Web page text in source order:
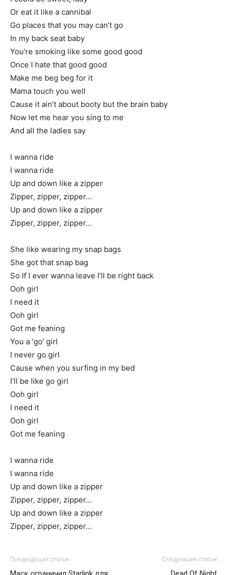
Or eat it like a cannibal
Go places that you may can’t go
In my back seat baby
You’re smoking like some good good
Once I hate that good good
Make me beg beg for it
Mama touch you well
Cause it ain’t about booty but the brain baby
Now let me hear you sing to me
And all the ladies say
I wanna ride
I wanna ride
Up and down like a zipper
Zipper, zipper, zipper…
Up and down like a zipper
Zipper, zipper, zipper…
She like wearing my snap bags
She got that snap bag
So If I ever wanna leave I’ll be right back
Ooh girl
I need it
Ooh girl
Got me feaning
You a ‘go’ girl
I never go girl
Cause when you surfing in my bed
I’ll be like go girl
Ooh girl
I need it
Ooh girl
Got me feaning
I wanna ride
I wanna ride
Up and down like a zipper
Zipper, zipper, zipper…
Up and down like a zipper
Zipper, zipper, zipper…
Предыдущая статья Следующая статья